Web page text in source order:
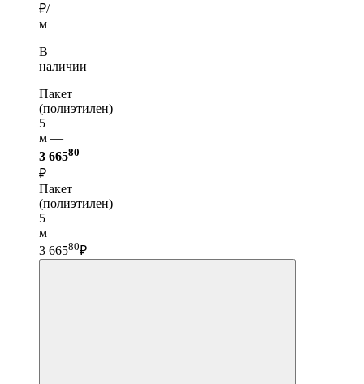
₽/
м
В
наличии
Пакет
(полиэтилен)
5
м —
3 66580
₽
Пакет
(полиэтилен)
5
м
3 66580₽